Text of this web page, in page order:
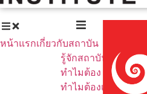
หน้าแรกเกี่ยวกับสถาบัน
รู้จักสถาบัน
ทำไมต้อง EF
ทำไมต้องเรียนกับเรา